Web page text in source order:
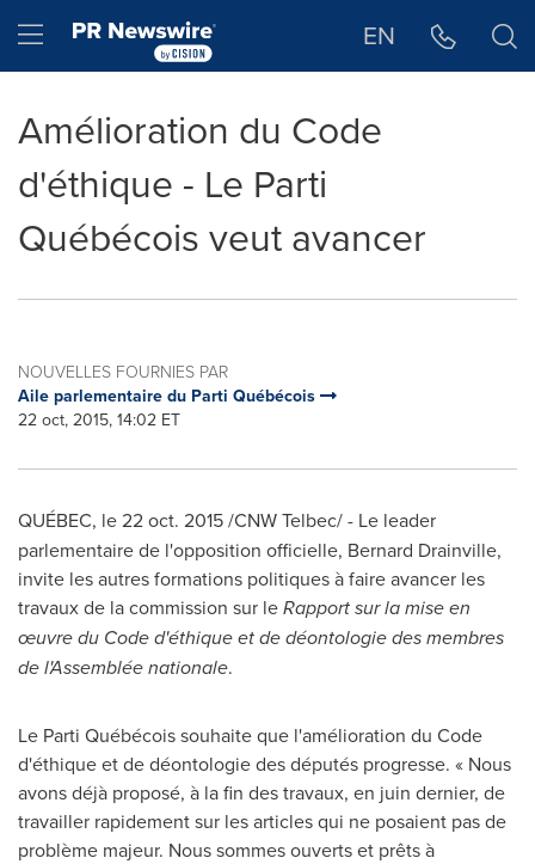
Hamburger menu EN
Amélioration du Code
d'éthique - Le Parti
Québécois veut avancer
NOUVELLES FOURNIES PAR
Aile parlementaire du Parti Québécois
22 oct, 2015, 14:02 ET
QUÉBEC, le22 oct. 2015/CNW Telbec/ - Le leader
parlementaire de l'opposition officielle, Bernard Drainville,
invite les autres formations politiques à faire avancer les
travaux de la commission sur leRapport sur la mise en
œuvre du Code d'éthique et de déontologie des membres
de l'Assemblée nationale.
Le Parti Québécois souhaite que l'amélioration du Code
d'éthique et de déontologie des députés progresse. « Nous
avons déjà proposé, à la fin des travaux, en juin dernier, de
travailler rapidement sur les articles qui ne posaient pas de
problème majeur. Nous sommes ouverts et prêts à